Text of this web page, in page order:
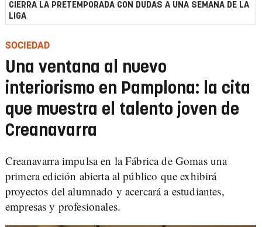
CIERRA LA PRETEMPORADA CON DUDAS A UNA SEMANA DE LA
LIGA
SOCIEDAD
Una ventana al nuevo
interiorismo en Pamplona: la cita
que muestra el talento joven de
Creanavarra
Creanavarra impulsa en la Fábrica de Gomas una
primera edición abierta al público que exhibirá
proyectos del alumnado y acercará a estudiantes,
empresas y profesionales.